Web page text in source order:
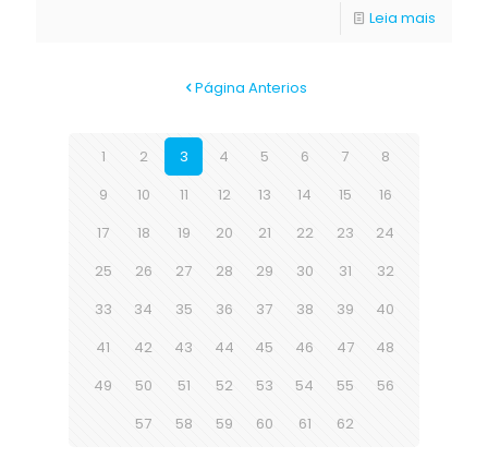
Leia mais
Página Anterios
1 2 3 4 5 6 7
8
9
10 11 12 13 14 15
16
17
18 19 20 21 22 23
24
25
26 27 28 29 30 31
32
33
34 35 36 37 38 39
40
41
42 43 44 45 46 47
48
49
50 51 52 53 54 55
56
57
58 59 60 61 62